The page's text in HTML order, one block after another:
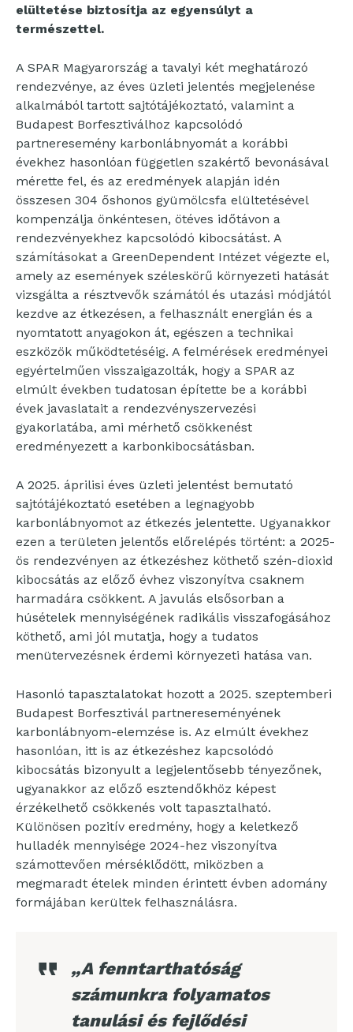
elültetése biztosítja az egyensúlyt a
természettel.
A SPAR Magyarország a tavalyi két meghatározó
rendezvénye, az éves üzleti jelentés megjelenése
alkalmából tartott sajtótájékoztató, valamint a
Budapest Borfesztiválhoz kapcsolódó
partneresemény karbonlábnyomát a korábbi
évekhez hasonlóan független szakértő bevonásával
mérette fel, és az eredmények alapján idén
összesen 304 őshonos gyümölcsfa elültetésével
kompenzálja önkéntesen, ötéves időtávon a
rendezvényekhez kapcsolódó kibocsátást. A
számításokat a GreenDependent Intézet végezte el,
amely az események széleskörű környezeti hatását
vizsgálta a résztvevők számától és utazási módjától
kezdve az étkezésen, a felhasznált energián és a
nyomtatott anyagokon át, egészen a technikai
eszközök működtetéséig. A felmérések eredményei
egyértelműen visszaigazolták, hogy a SPAR az
elmúlt években tudatosan építette be a korábbi
évek javaslatait a rendezvényszervezési
gyakorlatába, ami mérhető csökkenést
eredményezett a karbonkibocsátásban.
A 2025. áprilisi éves üzleti jelentést bemutató
sajtótájékoztató esetében a legnagyobb
karbonlábnyomot az étkezés jelentette. Ugyanakkor
ezen a területen jelentős előrelépés történt: a 2025-
ös rendezvényen az étkezéshez köthető szén-dioxid
kibocsátás az előző évhez viszonyítva csaknem
harmadára csökkent. A javulás elsősorban a
húsételek mennyiségének radikális visszafogásához
köthető, ami jól mutatja, hogy a tudatos
menütervezésnek érdemi környezeti hatása van.
Hasonló tapasztalatokat hozott a 2025. szeptemberi
Budapest Borfesztivál partnereseményének
karbonlábnyom-elemzése is. Az elmúlt évekhez
hasonlóan, itt is az étkezéshez kapcsolódó
kibocsátás bizonyult a legjelentősebb tényezőnek,
ugyanakkor az előző esztendőkhöz képest
érzékelhető csökkenés volt tapasztalható.
Különösen pozitív eredmény, hogy a keletkező
hulladék mennyisége 2024-hez viszonyítva
számottevően mérséklődött, miközben a
megmaradt ételek minden érintett évben adomány
formájában kerültek felhasználásra.
„A fenntarthatóság
számunkra folyamatos
tanulási és fejlődési